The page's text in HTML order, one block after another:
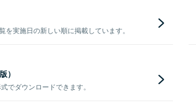
実施日の新しい順に掲載しています。
）
でダウンロードできます。